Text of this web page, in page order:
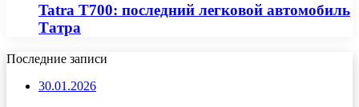
Tatra T700: последний легковой автомобиль
Татра
Последние записи
30.01.2026